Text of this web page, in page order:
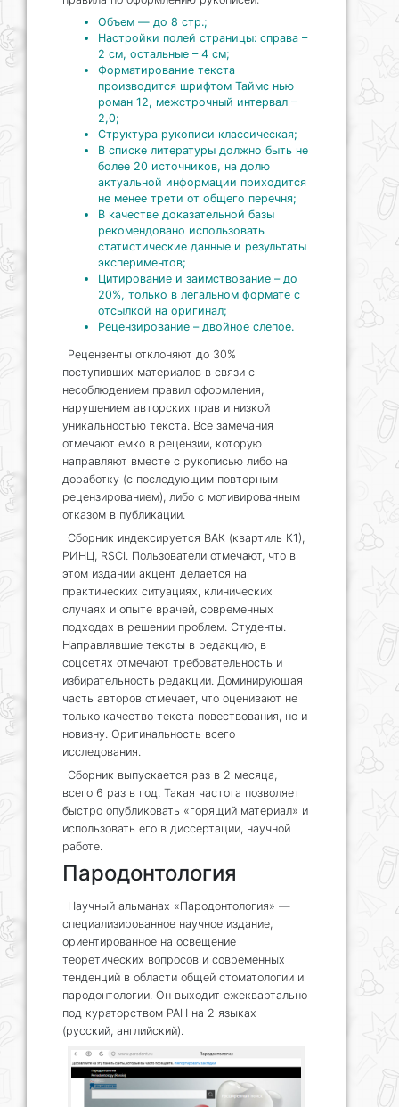
Объем — до 8 стр.;
Настройки полей страницы: справа –
2 см, остальные – 4 см;
Форматирование текста
производится шрифтом Таймс нью
роман 12, межстрочный интервал –
2,0;
Структура рукописи классическая;
В списке литературы должно быть не
более 20 источников, на долю
актуальной информации приходится
не менее трети от общего перечня;
В качестве доказательной базы
рекомендовано использовать
статистические данные и результаты
экспериментов;
Цитирование и заимствование – до
20%, только в легальном формате с
отсылкой на оригинал;
Рецензирование – двойное слепое.
Рецензенты отклоняют до 30%
поступивших материалов в связи с
несоблюдением правил оформления,
нарушением авторских прав и низкой
уникальностью текста. Все замечания
отмечают емко в рецензии, которую
направляют вместе с рукописью либо на
доработку (с последующим повторным
рецензированием), либо с мотивированным
отказом в публикации.
Сборник индексируется ВАК (квартиль К1),
РИНЦ, RSCI. Пользователи отмечают, что в
этом издании акцент делается на
практических ситуациях, клинических
случаях и опыте врачей, современных
подходах в решении проблем. Студенты.
Направлявшие тексты в редакцию, в
соцсетях отмечают требовательность и
избирательность редакции. Доминирующая
часть авторов отмечает, что оценивают не
только качество текста повествования, но и
новизну. Оригинальность всего
исследования.
Сборник выпускается раз в 2 месяца,
всего 6 раз в год. Такая частота позволяет
быстро опубликовать «горящий материал» и
использовать его в диссертации, научной
работе.
Пародонтология
Научный альманах «Пародонтология» —
специализированное научное издание,
ориентированное на освещение
теоретических вопросов и современных
тенденций в области общей стоматологии и
пародонтологии. Он выходит ежеквартально
под кураторством РАН на 2 языках
(русский, английский).